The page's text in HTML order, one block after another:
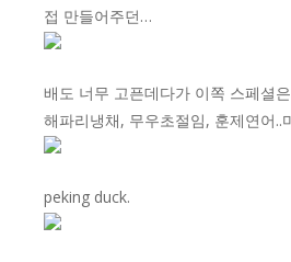
접 만들어주던…
배도 너무 고픈데다가 이쪽 스페셜
해파리냉채, 무우초절임, 훈제연어..
peking duck.